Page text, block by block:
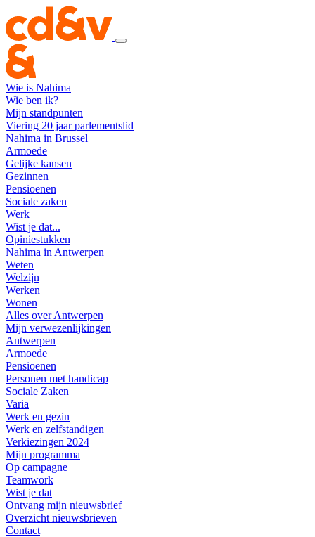
Wie is Nahima
Wie ben ik?
Mijn standpunten
Viering 20 jaar parlementslid
Nahima in Brussel
Armoede
Gelijke kansen
Gezinnen
Pensioenen
Sociale zaken
Werk
Wist je dat...
Opiniestukken
Nahima in Antwerpen
Weten
Welzijn
Werken
Wonen
Alles over Antwerpen
Mijn verwezenlijkingen
Antwerpen
Armoede
Pensioenen
Personen met handicap
Sociale Zaken
Varia
Werk en gezin
Werk en zelfstandigen
Verkiezingen 2024
Mijn programma
Op campagne
Teamwork
Wist je dat
Ontvang mijn nieuwsbrief
Overzicht nieuwsbrieven
Contact